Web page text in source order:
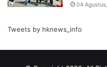
04
Tweets by hknews_info